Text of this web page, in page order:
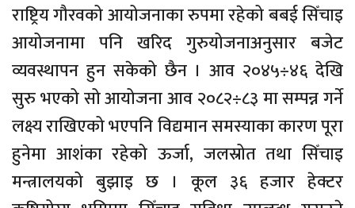
राष्ट्रिय गौरवको आयोजनाका रुपमा रहेको बबई सिँचाइ
आयोजनामा पनि खरिद गुरुयोजनाअनुसार बजेट
व्यवस्थापन हुन सकेको छैन । आव २०४५÷४६ देखि
सुरु भएको सो आयोजना आव २०८२÷८३ मा सम्पन्न गर्ने
लक्ष्य राखिएको भएपनि विद्यमान समस्याका कारण पूरा
हुनेमा आशंका रहेको ऊर्जा, जलस्रोत तथा सिँचाइ
मन्त्रालयको बुझाइ छ । कूल ३६ हजार हेक्टर